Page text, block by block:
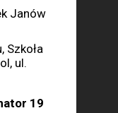
Janów
Szkoła
ul.
19